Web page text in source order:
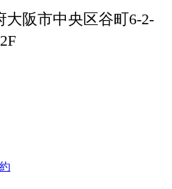
大阪市中央区谷町6-2-